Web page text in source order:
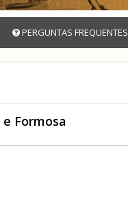
PERGUNTAS FREQUENTES
Formosa